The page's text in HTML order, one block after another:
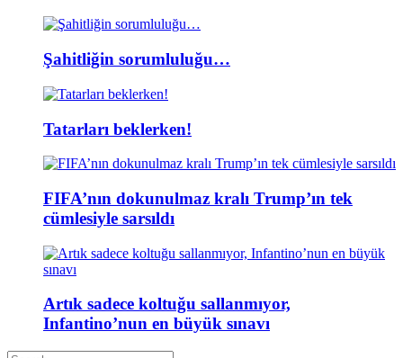
Şahitliğin sorumluluğu…
Tatarları beklerken!
FIFA’nın dokunulmaz kralı Trump’ın tek
cümlesiyle sarsıldı
Artık sadece koltuğu sallanmıyor,
Infantino’nun en büyük sınavı